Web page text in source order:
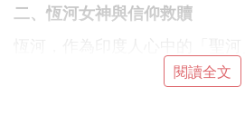
二、恆河女神與信仰救贖
人的信仰與救贖。相傳古時候
泛濫成災，讓兩岸人民苦不堪
閱讀全文